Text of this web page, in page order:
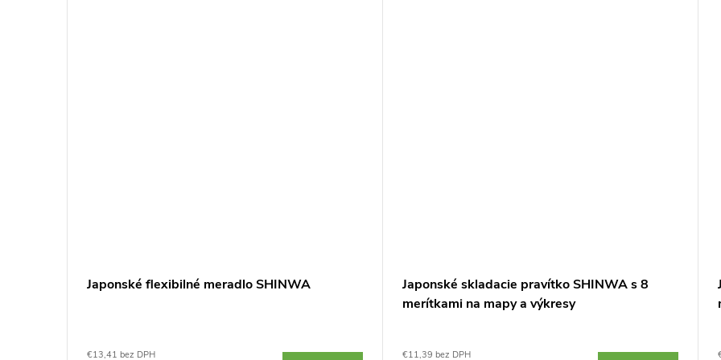
Japonské flexibilné meradlo SHINWA
€13,41 bez DPH
Japonské skladacie pravítko SHINWA s 8
merítkami na mapy a výkresy
€11,39 bez DPH